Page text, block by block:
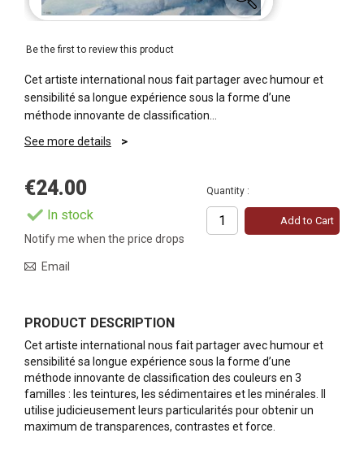
Be the first to review this product
Cet artiste international nous fait partager avec humour et
sensibilité sa longue expérience sous la forme d’une
méthode innovante de classification…
See more details
€24.00
In stock
Quantity :
Add to Cart
Notify me when the price drops
Email
PRODUCT DESCRIPTION
Cet artiste international nous fait partager avec humour et
sensibilité sa longue expérience sous la forme d’une
méthode innovante de classification des couleurs en 3
familles : les teintures, les sédimentaires et les minérales. Il
utilise judicieusement leurs particularités pour obtenir un
maximum de transparences, contrastes et force.